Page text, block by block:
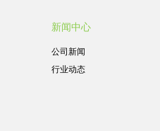
新闻中心
公司新闻
行业动态